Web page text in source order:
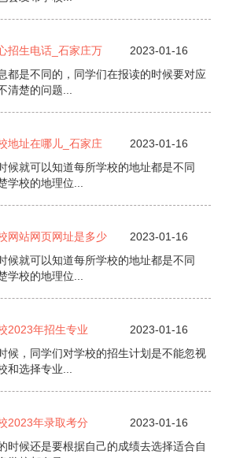
招生电话_石家庄万
2023-01-16
是不同的，同学们在报读的时候要对应
清楚的问题...
地址在哪儿_石家庄
2023-01-16
就可以知道每所学校的地址都是不同
学校的地理位...
网站网页网址是多少
2023-01-16
就可以知道每所学校的地址都是不同
学校的地理位...
2023年招生专业
2023-01-16
，同学们对学校的招生计划是不能忽视
和选择专业...
2023年录取考分
2023-01-16
候还是要根据自己的成绩去选择适合自